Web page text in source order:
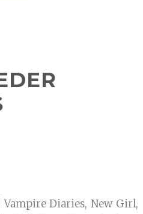
Vampire Diaries, New Girl,